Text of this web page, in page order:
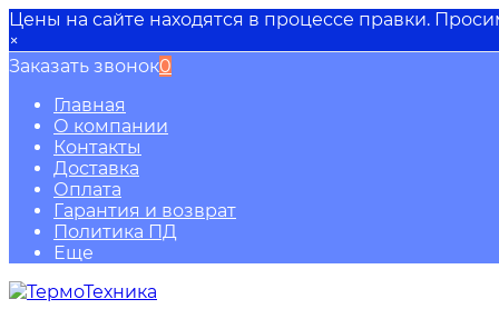
Цены на сайте находятся в процессе правки.
×
Заказать звонок0
Главная
О компании
Контакты
Доставка
Оплата
Гарантия и возврат
Политика ПД
Еще